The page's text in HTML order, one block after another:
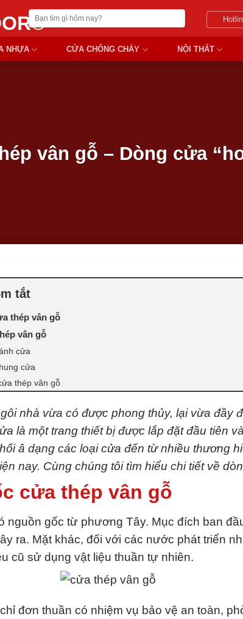
Tìm
kiếm:
NHỰA CỬA CHỐNG CHÁY NỘI THẤT
vân gỗ – Dòng cửa
tắt
thép vân gỗ
vân gỗ
cửa
cửa
thép vân gỗ
nhà vừa có được phong thủy, lại vừa đầy
là một trang thiết bị được lắp đặt đầu tiên
â dạng các loại cửa đến từ nhiều thương
nay. Cùng chúng tôi tìm hiểu chi tiết về
cửa thép vân gỗ
nguồn gốc từ phương Tây. Mục đích ban
ra. Mặt khác, đối với các nước phát triển
cũ sử dụng vật liệu thuần tự nhiên.
đơn thuần có nhiệm vụ bảo vệ an toàn,